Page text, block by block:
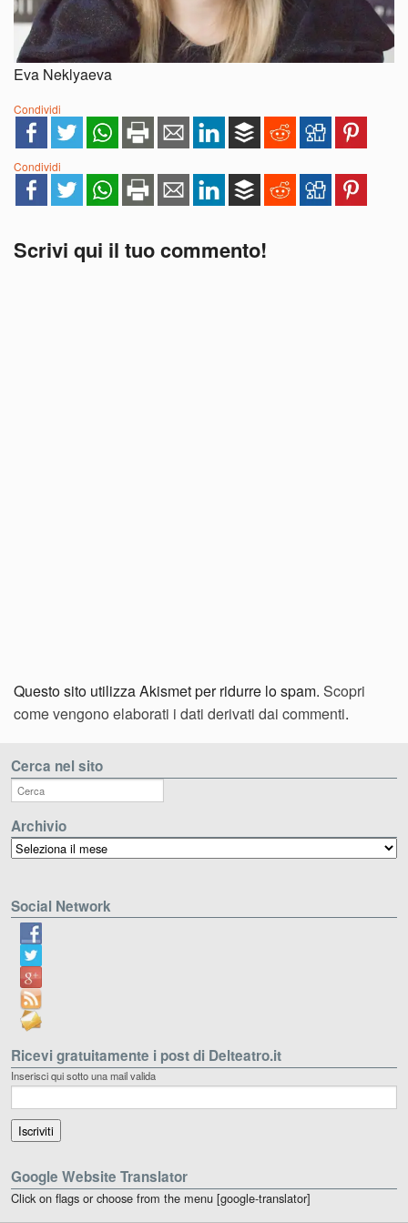
Eva Neklyaeva
Condividi
Condividi
Scrivi qui il tuo commento!
Questo sito utilizza Akismet per ridurre lo spam. Scopri
come vengono elaborati i dati derivati dai commenti.
Cerca nel sito
Archivio
Archivio
Social Network
Ricevi gratuitamente i post di Delteatro.it
Inserisci qui sotto una mail valida
Google Website Translator
Click on flags or choose from the menu [google-translator]